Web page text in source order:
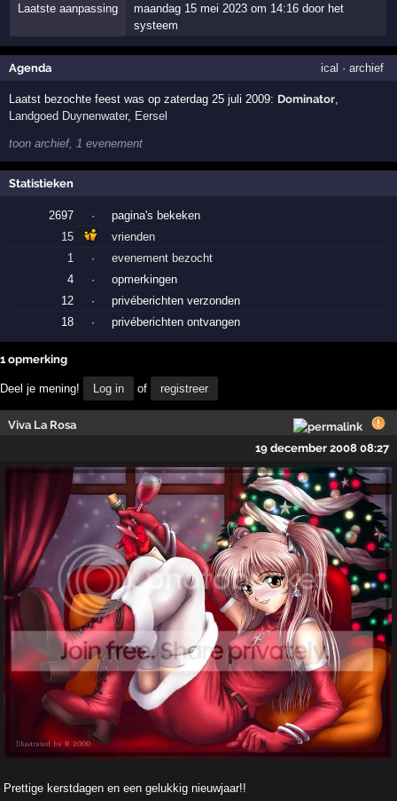
Laatste aanpassing
maandag 15 mei 2023 om 14:16 door het
systeem
Agenda ical · archief
Laatst bezochte feest was op zaterdag 25 juli 2009: Dominator
Landgoed Duynenwater, Eersel
toon archief, 1 evenement
Statistieken
2697 ·
pagina's bekeken
15
vrienden
1
·
evenement bezocht
4
·
opmerkingen
12
·
privéberichten verzonden
18
· privéberichten ontvangen
1 opmerking
Deel je mening! Log in of registreer
Viva La Rosa
19 december 2008 08:27
Prettige kerstdagen en een gelukkig nieuwjaar!!